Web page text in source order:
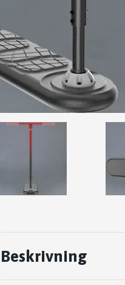
Beskrivning